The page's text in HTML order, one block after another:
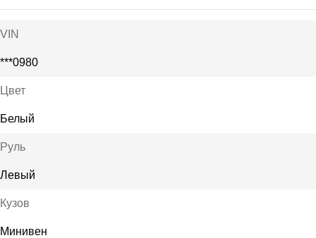
VIN
***0980
Цвет
Белый
Руль
Левый
Кузов
Минивен